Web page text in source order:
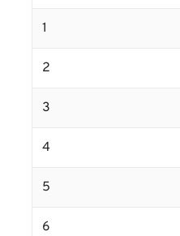
1
2
3
4
5
6